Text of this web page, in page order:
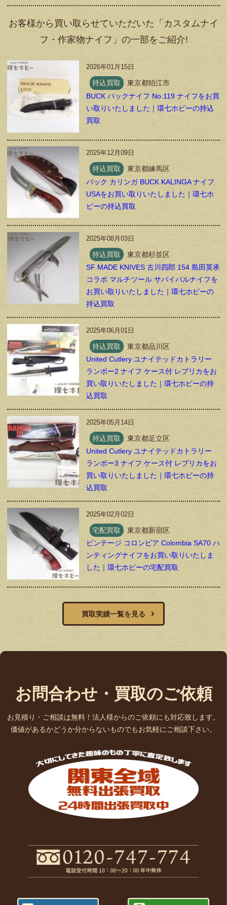
お客様から買い取らせていただいた「カスタムナイ
フ・作家物ナイフ」の一部をご紹介!
2026年01月15日
持込買取
東京都狛江市
BUCK バックナイフ No.119 ナイフをお買
い取りいたしました｜環七ホビーの持込
買取
2025年12月09日
持込買取
東京都練馬区
バック カリンガ BUCK KALINGA ナイフ
USAをお買い取りいたしました｜環七ホ
ビーの持込買取
2025年08月03日
持込買取
東京都杉並区
SF MADE KNIVES 古川四郎 154 島田英承
コラボ マルチツール サバイバルナイフを
お買い取りいたしました｜環七ホビーの
持込買取
2025年06月01日
持込買取
東京都品川区
United Cutlery ユナイテッドカトラリー
ランボー2 ナイフ ケース付 レプリカをお
買い取りいたしました｜環七ホビーの持
込買取
2025年05月14日
持込買取
東京都足立区
United Cutlery ユナイテッドカトラリー
ランボー3 ナイフ ケース付 レプリカをお
買い取りいたしました｜環七ホビーの持
込買取
2025年02月02日
宅配買取
東京都新宿区
ビンテージ コロンビア Colombia SA70 ハ
ンティングナイフをお買い取りいたしま
した｜環七ホビーの宅配買取
買取実績一覧を見る
お問合わせ・買取のご依頼
お見積り・ご相談は無料！法人様からのご依頼にも対応致します。
価値があるかどうか分からないものでもお気軽にご相談下さい。